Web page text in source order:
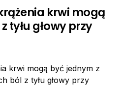
krwi mogą
tyłu głowy przy
krwi mogą być jednym z
ból z tyłu głowy przy